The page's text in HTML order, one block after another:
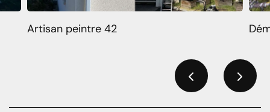
Artisan peintre 42